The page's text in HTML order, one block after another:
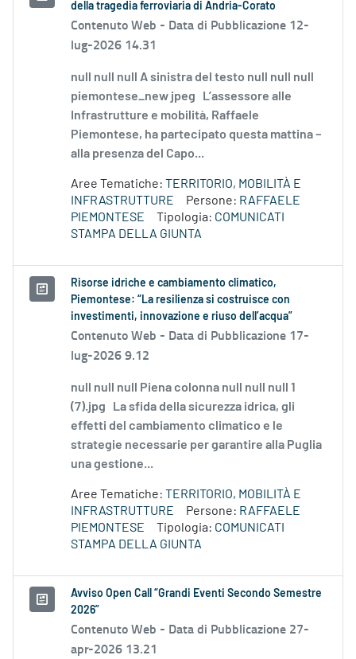
della tragedia ferroviaria di Andria-Corato
Contenuto Web - Data di Pubblicazione 12-
lug-2026 14.31
null null null A sinistra del testo null null null
piemontese_new jpeg L’assessore alle
Infrastrutture e mobilità, Raffaele
Piemontese, ha partecipato questa mattina –
alla presenza del Capo...
Aree Tematiche: TERRITORIO, MOBILITÀ E
INFRASTRUTTURE
Persone: RAFFAELE
PIEMONTESE
Tipologia: COMUNICATI
STAMPA DELLA GIUNTA
Risorse idriche e cambiamento climatico,
Piemontese: “La resilienza si costruisce con
investimenti, innovazione e riuso dell’acqua”
Contenuto Web - Data di Pubblicazione 17-
lug-2026 9.12
null null null Piena colonna null null null 1
(7).jpg La sfida della sicurezza idrica, gli
effetti del cambiamento climatico e le
strategie necessarie per garantire alla Puglia
una gestione...
Aree Tematiche: TERRITORIO, MOBILITÀ E
INFRASTRUTTURE
Persone: RAFFAELE
PIEMONTESE
Tipologia: COMUNICATI
STAMPA DELLA GIUNTA
Avviso Open Call “Grandi Eventi Secondo Semestre
2026”
Contenuto Web - Data di Pubblicazione 27-
apr-2026 13.21